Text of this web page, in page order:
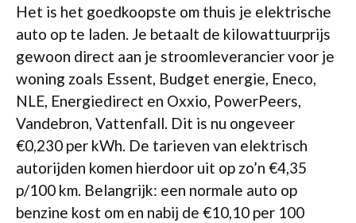
Het is het goedkoopste om thuis je elektrische
auto op te laden. Je betaalt de kilowattuurprijs
gewoon direct aan je stroomleverancier voor je
woning zoals Essent, Budget energie, Eneco,
NLE, Energiedirect en Oxxio, PowerPeers,
Vandebron, Vattenfall. Dit is nu ongeveer
€0,230 per kWh. De tarieven van elektrisch
autorijden komen hierdoor uit op zo’n €4,35
p/100 km. Belangrijk: een normale auto op
benzine kost om en nabij de €10,10 per 100